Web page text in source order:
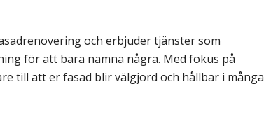
och erbjuder tjänster som
för att bara nämna några. Med fokus på
till att er fasad blir välgjord och hållbar i många